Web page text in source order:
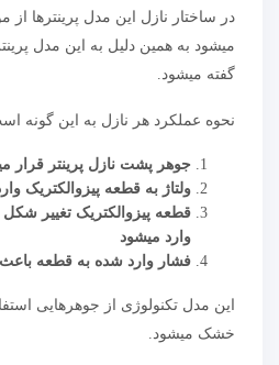
در ساختار نازل این مدل پرینترها از
میشود به همین دلیل به این مدل
گفته میشود.
نحوه عملکرد هر نازل به این گونه
جوهر پشت نازل پرینتر قرار
ولتاژ به قطعه پیزوالکتریک
قطعه پیزوالکتریک تغییر
وارد میشود
فشار وارد شده به قطعه
این مدل تکنولوژی از جوهرهایی
خشک میشود.